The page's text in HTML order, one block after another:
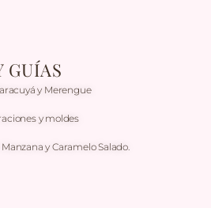
GUÍAS
y Merengue
y moldes
y Caramelo Salado.